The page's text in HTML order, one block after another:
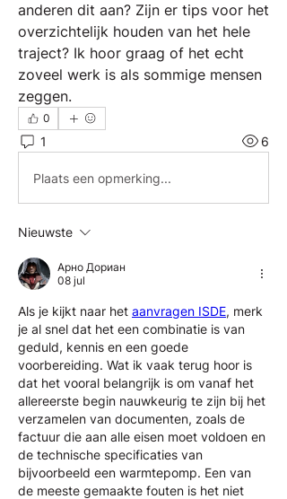
anderen dit aan? Zijn er tips voor het
overzichtelijk houden van het hele
traject? Ik hoor graag of het echt
zoveel werk is als sommige mensen
zeggen.
0
1 6
Plaats een opmerking...
Nieuwste
Арно Дориан
08 jul
Als je kijkt naar het aanvragen ISDE, merk
je al snel dat het een combinatie is van
geduld, kennis en een goede
voorbereiding. Wat ik vaak terug hoor is
dat het vooral belangrijk is om vanaf het
allereerste begin nauwkeurig te zijn bij het
verzamelen van documenten, zoals de
factuur die aan alle eisen moet voldoen en
de technische specificaties van
bijvoorbeeld een warmtepomp. Een van
de meeste gemaakte fouten is het niet